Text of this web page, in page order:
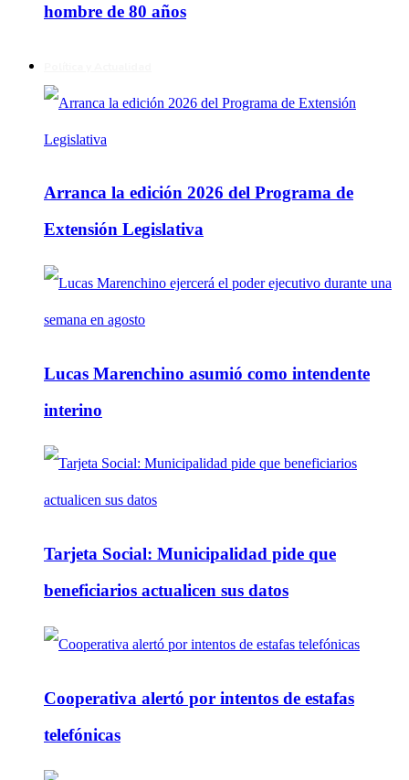
hombre de 80 años
Arranca la edición 2026 del Programa de
Extensión Legislativa
Lucas Marenchino asumió como intendente
interino
Tarjeta Social: Municipalidad pide que
beneficiarios actualicen sus datos
Cooperativa alertó por intentos de estafas
telefónicas